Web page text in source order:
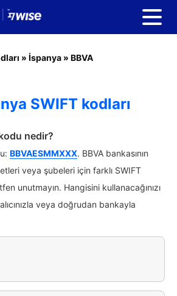
» İspanya » BBVA
SWIFT kodları
nedir?
BBVAESMMXXX. BBVA bankasının
veya şubeleri için farklı SWIFT
unutmayın. Hangisini kullanacağınızı
veya doğrudan bankayla